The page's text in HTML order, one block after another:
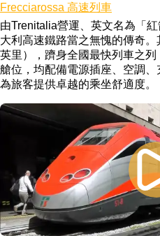
Frecciarossa 高速列車
由Trenitalia營運、英文名為「
大利高速鐵路當之無愧的傳奇
英里），躋身全國最快列車之
艙位，均配備電源插座、空調、
為旅客提供卓越的乘坐舒適度。